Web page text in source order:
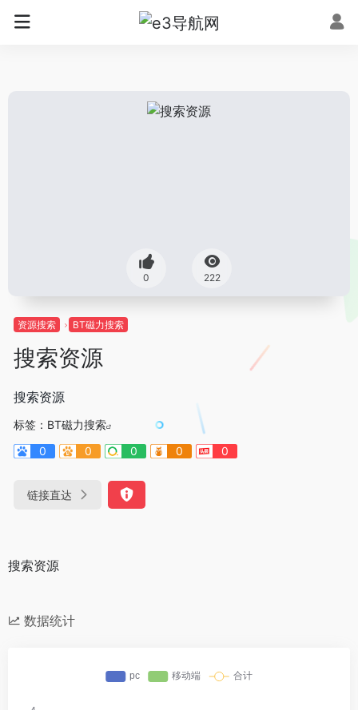
0 222
资源搜索 BT磁力搜索
搜索资源
搜索资源
标签： BT磁力搜索
0
0 0 0 0
链接直达
搜索资源
数据统计